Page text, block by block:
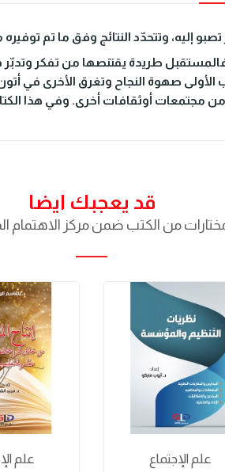
إليه، وتتحدّد النتائج وفق ما تم
طريدة يقتنصها من تفكر
الأولى صهوة النجاح وتغرق الأخرى
مجتمعات أوثقافات أخرى. وفي هذا الكتاب
قد يعجبك ايضا
من الكتب ضمن مركز الاهتمام
علم
علم الإجتماع